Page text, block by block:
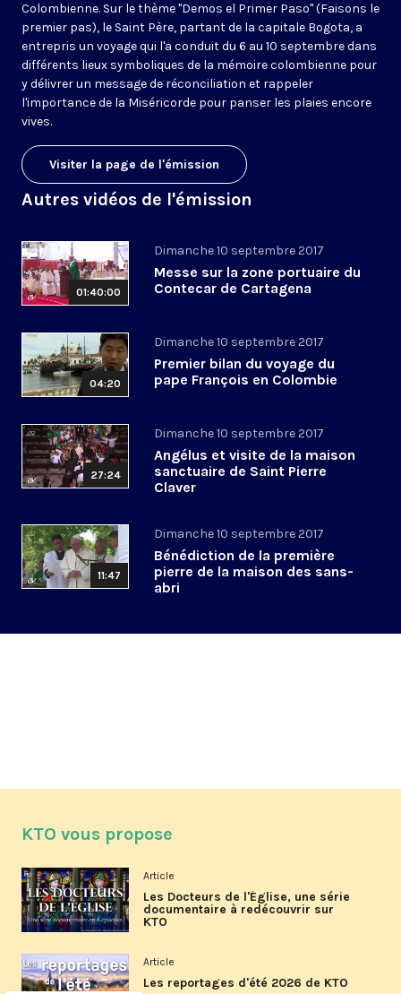
Colombienne. Sur le thème "Demos el Primer Paso" (Faisons le
premier pas), le Saint Père, partant de la capitale Bogota, a
entrepris un voyage qui l'a conduit du 6 au 10 septembre dans
différents lieux symboliques de la mémoire colombienne pour
y délivrer un message de réconciliation et rappeler
l'importance de la Miséricorde pour panser les plaies encore
vives.
Visiter la page de l'émission
Autres vidéos de l'émission
01:40:00
Dimanche 10 septembre 2017
Messe sur la zone portuaire du
Contecar de Cartagena
04:20
Dimanche 10 septembre 2017
Premier bilan du voyage du
pape François en Colombie
27:24
Dimanche 10 septembre 2017
Angélus et visite de la maison
sanctuaire de Saint Pierre
Claver
11:47
Dimanche 10 septembre 2017
Bénédiction de la première
pierre de la maison des sans-
abri
KTO vous propose
Article
Les Docteurs de l'Église, une série
documentaire à redécouvrir sur
KTO
Article
Les reportages d'été 2026 de KTO